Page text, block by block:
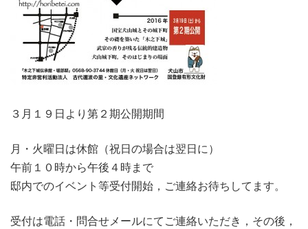
３月１９日より第２期公開期間
月・火曜日は休館（祝日の場合は翌日に）
午前１０時から午後４時まで
邸内でのイベント等受付開始，ご連絡お待ちしてます。
受付は電話・問合せメールにてご連絡いただき，その後，